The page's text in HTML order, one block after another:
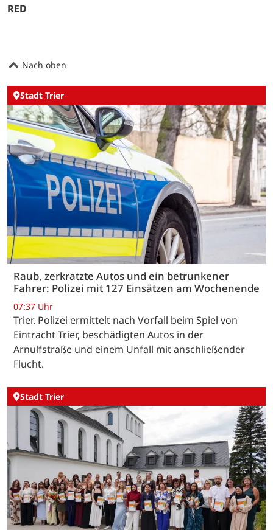
RED
Nach oben
Stadt Trier
Raub, zerkratzte Autos und ein betrunkener
Fahrer: Polizei mit 127 Einsätzen am Wochenende
07:37 Uhr
Trier. Polizei ermittelt nach Vorfall beim Spiel von
Eintracht Trier, beschädigten Autos in der
Arnulfstraße und einem Unfall mit anschließender
Flucht.
Stadt Trier